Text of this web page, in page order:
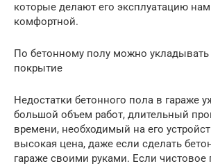
которые делают его эксплуатацию
комфортной.
По бетонному полу можно
покрытие
Недостатки бетонного пола в гараже
большой объем работ, длительный
времени, необходимый на его
высокая цена, даже если сделать
гараже своими руками. Если чистовое